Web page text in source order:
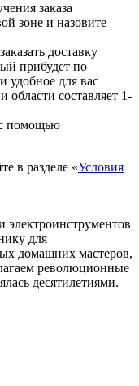
заказа
зоне и назовите
доставку
прибудет по
удобное для вас
составляет 1-
помощью
в разделе «Условия
для
домашних мастеров,
революционные
десятилетиями.